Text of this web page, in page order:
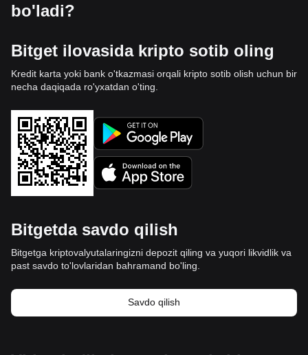
bo'ladi?
Bitget ilovasida kripto sotib oling
Kredit karta yoki bank o'tkazmasi orqali kripto sotib olish uchun bir
necha daqiqada ro'yxatdan o'ting.
Bitgetda savdo qilish
Bitgetga kriptovalyutalaringizni depozit qiling va yuqori likvidlik va
past savdo to'lovlaridan bahramand bo'ling.
Savdo qilish